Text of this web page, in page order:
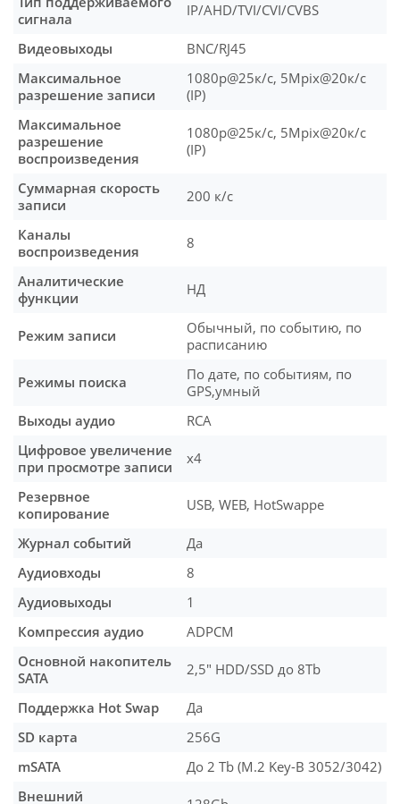
сигнала
IP/AHD/TVI/CVI/CVBS
Видеовыходы
BNC/RJ45
Максимальное
разрешение записи
1080p@25к/с, 5Mpix@20к/с
(IP)
Максимальное
разрешение
воспроизведения
1080p@25к/с, 5Mpix@20к/с
(IP)
Суммарная скорость
записи
200 к/с
Каналы
воспроизведения
8
Аналитические
функции
НД
Режим записи
Обычный, по событию, по
расписанию
Режимы поиска
По дате, по событиям, по
GPS,умный
Выходы аудио
RCA
Цифровое увеличение
при просмотре записи
х4
Резервное
копирование
USB, WEB, HotSwappe
Журнал событий
Да
Аудиовходы
8
Аудиовыходы
1
Компрессия аудио
ADPCM
Основной накопитель
SATA
2,5" HDD/SSD до 8Tb
Поддержка Hot Swap
Да
SD карта
256G
mSATA
До 2 Tb (M.2 Key-B 3052/3042)
Внешний